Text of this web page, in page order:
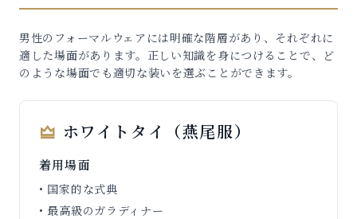
男性のフォーマルウェアには明確な階層があり、それぞれに
適した場面があります。正しい知識を身につけることで、ど
のような場面でも適切な装いを選ぶことができます。
ホワイトタイ（燕尾服）
着用場面
• 国家的な式典
• 最高級のガラディナー